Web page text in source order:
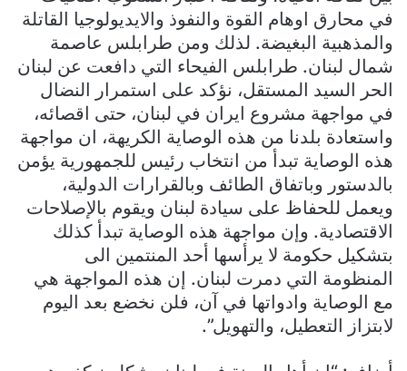
في محارق اوهام القوة والنفوذ والايديولوجيا القاتلة
والمذهبية البغيضة. لذلك ومن طرابلس عاصمة
شمال لبنان. طرابلس الفيحاء التي دافعت عن لبنان
الحر السيد المستقل، نؤكد على استمرار النضال
في مواجهة مشروع ايران في لبنان، حتى اقصائه،
واستعادة بلدنا من هذه الوصاية الكريهة، ان مواجهة
هذه الوصاية تبدأ من انتخاب رئيس للجمهورية يؤمن
بالدستور وباتفاق الطائف وبالقرارات الدولية،
ويعمل للحفاظ على سيادة لبنان ويقوم بالإصلاحات
الاقتصادية. وإن مواجهة هذه الوصاية تبدأ كذلك
بتشكيل حكومة لا يرأسها أحد المنتمين الى
المنظومة التي دمرت لبنان. إن هذه المواجهة هي
مع الوصاية وادواتها في آن، فلن نخضع بعد اليوم
لابتزاز التعطيل، والتهويل”.